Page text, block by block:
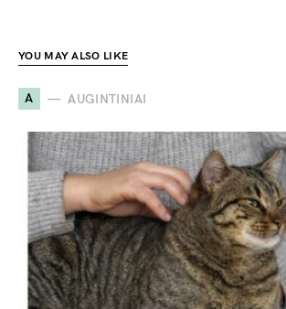
YOU MAY ALSO LIKE
A AUGINTINIAI